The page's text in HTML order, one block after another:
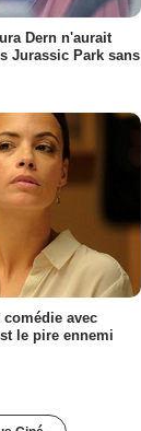
Dern n'aurait
Jurassic Park sans
avec
le pire ennemi